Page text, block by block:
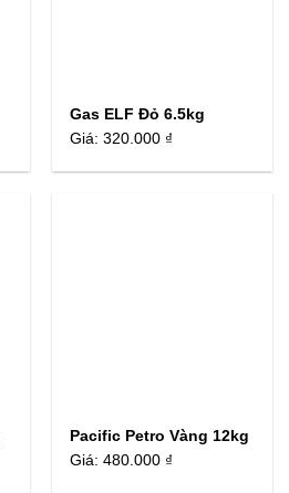
Gas ELF Đỏ 6.5kg
Giá:320.000 ₫
Pacific Petro Vàng 12kg
Giá:480.000 ₫